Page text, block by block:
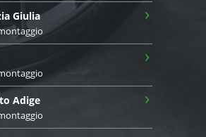
Giulia ›
›
Adige ›